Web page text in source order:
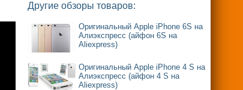
Другие обзоры товаров:
Оригинальный Apple iPhone 6S на
Алиэкспресс (айфон 6S на
Aliexpress)
Оригинальный Apple iPhone 4 S на
Алиэкспресс (айфон 4 S на
Aliexpress)